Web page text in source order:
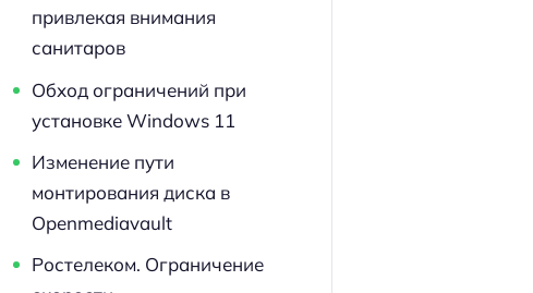
привлекая внимания
санитаров
Обход ограничений при
установке Windows 11
Изменение пути
монтирования диска в
Openmediavault
Ростелеком. Ограничение